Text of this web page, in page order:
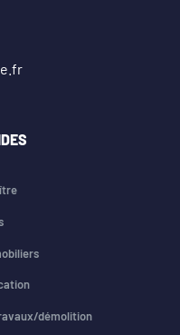
démolition